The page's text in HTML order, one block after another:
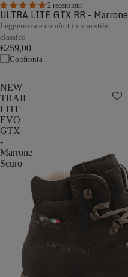
2 recensioni
ULTRA LITE GTX RR - Marrone
Leggerezza e comfort in uno stile
classico
€259,00
Confronta
NEW
TRAIL
LITE
EVO
GTX
-
Marrone
Scuro